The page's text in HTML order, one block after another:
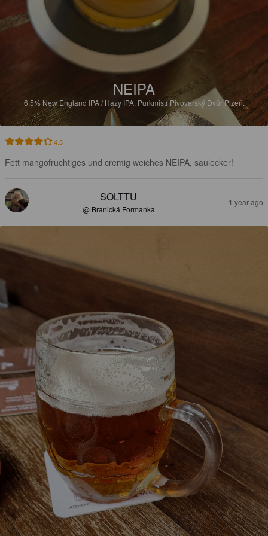
NEIPA
6.5% New England IPA / Hazy IPA. Purkmistr Pivovarský Dvůr Plzeň.
4.3
Fett mangofruchtiges und cremig weiches NEIPA, saulecker!
SOLTTU
@ Branická Formanka
1 year ago